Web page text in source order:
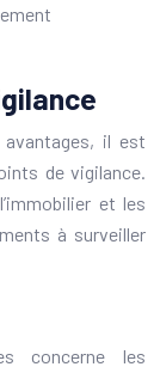
avantages, il est
de vigilance.
et les
à surveiller
concerne les